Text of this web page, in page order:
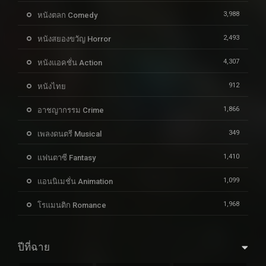
หนังตลก Comedy 3,988
หนังสยองขวัญ Horror 2,493
หนังแอคชั่น Action 4,307
หนังไทย 912
อาชญากรรม Crime 1,866
เพลงดนตรี Musical 349
แฟนตาซี Fantasy 1,410
แอนนิเมชั่น Animation 1,099
โรแมนติก Romance 1,968
ปีที่ฉาย